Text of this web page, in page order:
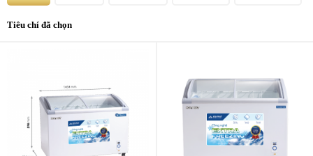
Tiêu chí đã chọn